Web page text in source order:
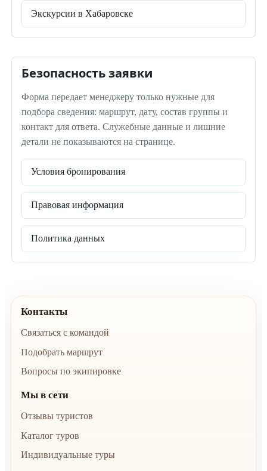
Экскурсии в Хабаровске
Безопасность заявки
Форма передает менеджеру только нужные для
подбора сведения: маршрут, дату, состав группы и
контакт для ответа. Служебные данные и лишние
детали не показываются на странице.
Условия бронирования
Правовая информация
Политика данных
Контакты
Связаться с командой
Подобрать маршрут
Вопросы по экипировке
Мы в сети
Отзывы туристов
Каталог туров
Индивидуальные туры